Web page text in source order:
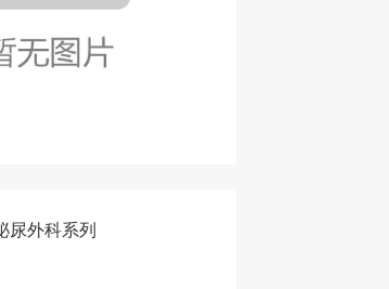
尿外科系列